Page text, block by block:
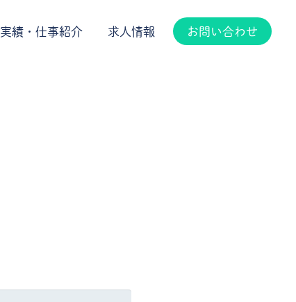
実績・仕事紹介 求人情報 お問い合わせ